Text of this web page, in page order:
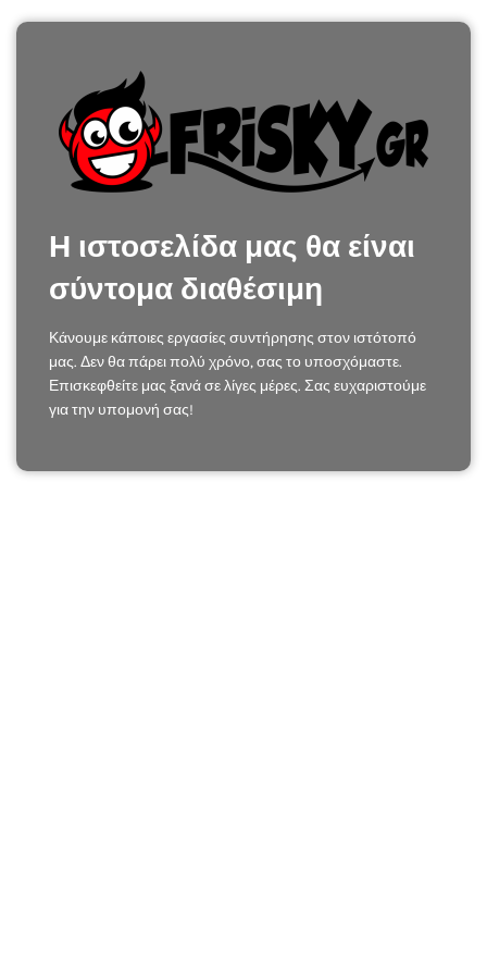
Η ιστοσελίδα μας θα είναι
σύντομα διαθέσιμη
Κάνουμε κάποιες εργασίες συντήρησης στον ιστότοπό
μας. Δεν θα πάρει πολύ χρόνο, σας το υποσχόμαστε.
Επισκεφθείτε μας ξανά σε λίγες μέρες. Σας ευχαριστούμε
για την υπομονή σας!